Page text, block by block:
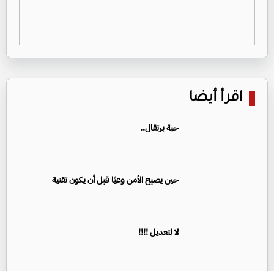
اقرأ أيضا
حبة برتقال..
حين يصبح الأمن وعيًا قبل أن يكون تقنية
لا لتعديل !!!!